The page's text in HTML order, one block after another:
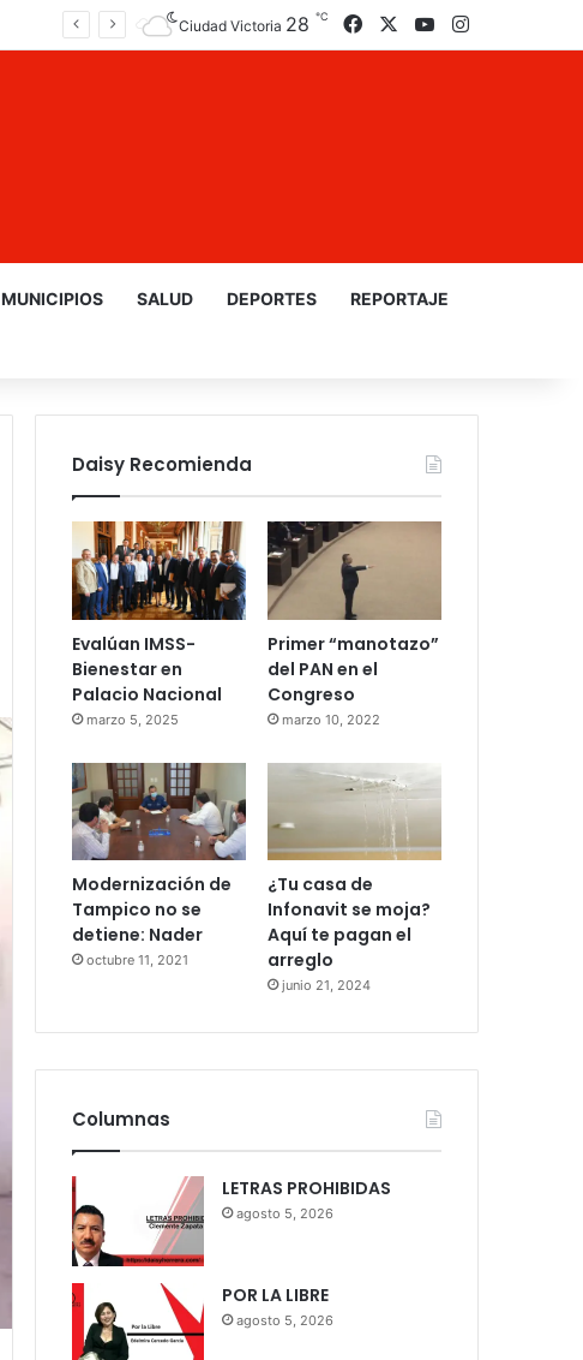
Ciudad Victoria 28 ℃ Facebook YouTube
MUNICIPIOS SALUD DEPORTES REPORTAJE
Daisy Recomienda
Evalúan IMSS-
Bienestar en
Palacio Nacional
marzo 5, 2025
Primer “manotazo”
del PAN en el
Congreso
marzo 10, 2022
Modernización de
Tampico no se
detiene: Nader
octubre 11, 2021
¿Tu casa de
Infonavit se moja?
Aquí te pagan el
arreglo
junio 21, 2024
Columnas
LETRAS PROHIBIDAS
agosto 5, 2026
POR LA LIBRE
agosto 5, 2026